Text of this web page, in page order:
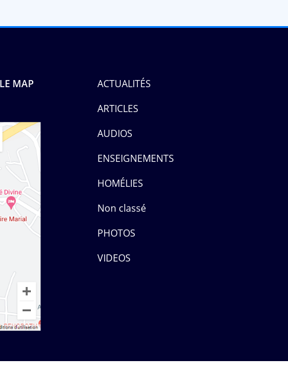
MAP
ACTUALITÉS
ARTICLES
AUDIOS
ENSEIGNEMENTS
HOMÉLIES
Non classé
PHOTOS
VIDEOS